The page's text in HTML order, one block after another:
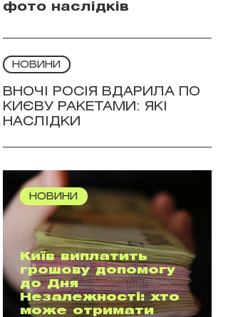
фото наслідків
НОВИНИ
ВНОЧІ РОСІЯ ВДАРИЛА ПО
КИЄВУ РАКЕТАМИ: ЯКІ
НАСЛІДКИ
НОВИНИ
Київ виплатить
грошову допомогу
до Дня
Незалежності: хто
може отримати